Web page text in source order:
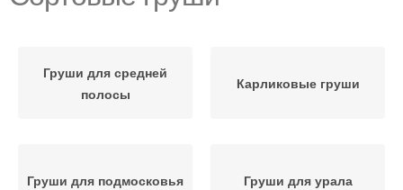
Груши для средней
полосы
Карликовые груши
Груши для подмосковья Груши для урала